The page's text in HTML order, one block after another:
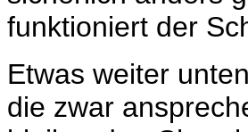
funktioniert der
Etwas weiter
die zwar